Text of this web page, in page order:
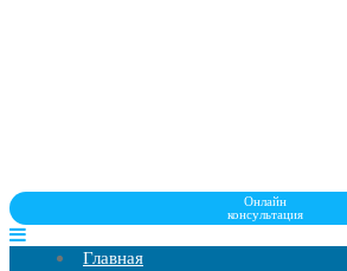
Онлайн
консультация
Главная